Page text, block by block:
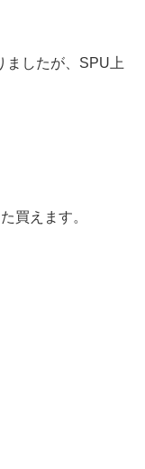
ましたが、SPU上
買えます。